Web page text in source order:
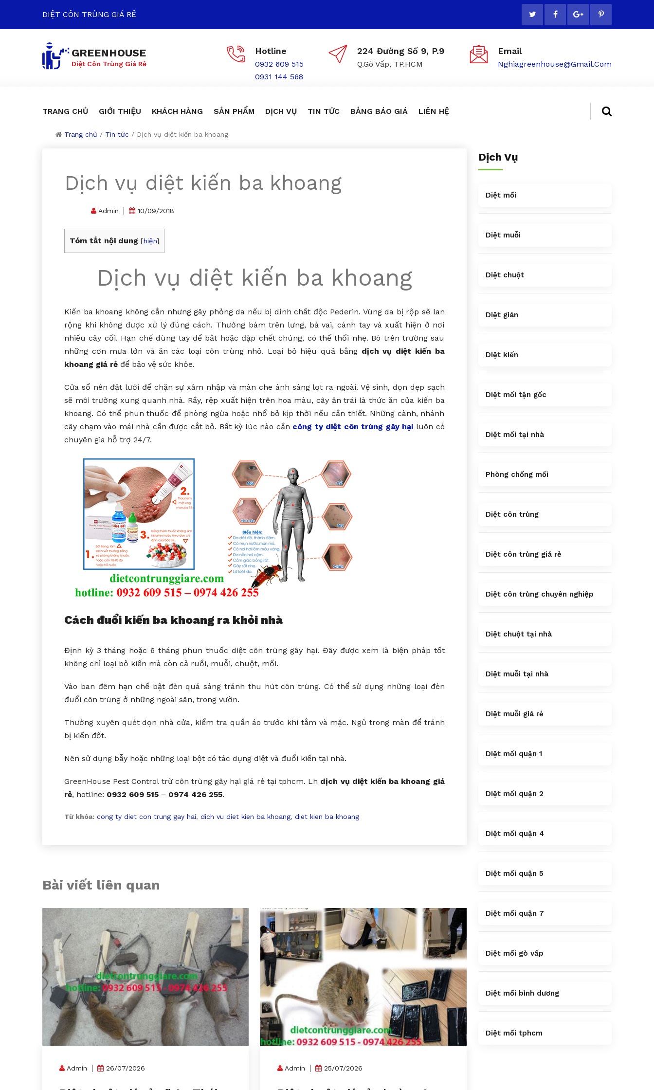
DIỆT CÔN TRÙNG GIÁ RẺ
GREENHOUSE
Diệt Côn Trùng Giá Rẻ
Hotline
0932 609 515
0931 144 568
224 Đường Số 9, P.9
Q.Gò Vấp, TP.HCM
Email
Nghiagreenhouse@gmail.com
TRANG CHỦ GIỚI THIỆU KHÁCH HÀNG SẢN PHẨM DỊCH VỤ TIN TỨC BẢNG BÁO GIÁ LIÊN HỆ
Trang chủ / Tin tức / Dịch vụ diệt kiến ba khoang
Dịch vụ diệt kiến ba khoang
Admin 10/09/2018
Tóm tắt nội dung [hiện]
Dịch vụ diệt kiến ba khoang
Kiến ba khoang không cắn nhưng gây phỏng da nếu bị dính chất độc Pederin. Vùng da bị rộp sẽ lan
rộng khi không được xử lý đúng cách. Thường bám trên lưng, bả vai, cánh tay và xuất hiện ở nơi
nhiều cây cối. Hạn chế dùng tay để bắt hoặc đập chết chúng, có thể thổi nhẹ. Bò trên trường sau
những cơn mưa lớn và ăn các loại côn trùng nhỏ. Loại bỏ hiệu quả bằng dịch vụ diệt kiến ba
khoang giá rẻ để bảo vệ sức khỏe.
Cửa sổ nên đặt lưới để chặn sự xâm nhập và màn che ánh sáng lọt ra ngoài. Vệ sinh, dọn dẹp sạch
sẽ môi trường xung quanh nhà. Rầy, rệp xuất hiện trên hoa màu, cây ăn trái là thức ăn của kiến ba
khoang. Có thể phun thuốc để phòng ngừa hoặc nhổ bỏ kịp thời nếu cần thiết. Những cành, nhánh
cây chạm vào mái nhà cần được cắt bỏ. Bất kỳ lúc nào cần công ty diệt côn trùng gây hại luôn có
chuyên gia hỗ trợ 24/7.
Cách đuổi kiến ba khoang ra khỏi nhà
Định kỳ 3 tháng hoặc 6 tháng phun thuốc diệt côn trùng gây hại. Đây được xem là biện pháp tốt
không chỉ loại bỏ kiến mà còn cả ruồi, muỗi, chuột, mối.
Vào ban đêm hạn chế bật đèn quá sáng tránh thu hút côn trùng. Có thể sử dụng những loại đèn
đuổi côn trùng ở những ngoài sân, trong vườn.
Thường xuyên quét dọn nhà cửa, kiểm tra quần áo trước khi tắm và mặc. Ngủ trong màn để tránh
bị kiến đốt.
Nên sử dụng bẫy hoặc những loại bột có tác dụng diệt và đuổi kiến tại nhà.
GreenHouse Pest Control trừ côn trùng gây hại giá rẻ tại tphcm. Lh dịch vụ diệt kiến ba khoang giá
rẻ, hotline: 0932 609 515 – 0974 426 255.
Từ khóa: cong ty diet con trung gay hai, dich vu diet kien ba khoang, diet kien ba khoang
Bài viết liên quan
Admin 26/07/2026 Admin 25/07/2026
Dịch Vụ
Diệt mối
Diệt muỗi
Diệt chuột
Diệt gián
Diệt kiến
Diệt mối tận gốc
Diệt mối tại nhà
Phòng chống mối
Diệt côn trùng
Diệt côn trùng giá rẻ
Diệt côn trùng chuyên nghiệp
Diệt chuột tại nhà
Diệt muỗi tại nhà
Diệt muỗi giá rẻ
Diệt mối quận 1
Diệt mối quận 2
Diệt mối quận 4
Diệt mối quận 5
Diệt mối quận 7
Diệt mối gò vấp
Diệt mối bình dương
Diệt mối tphcm